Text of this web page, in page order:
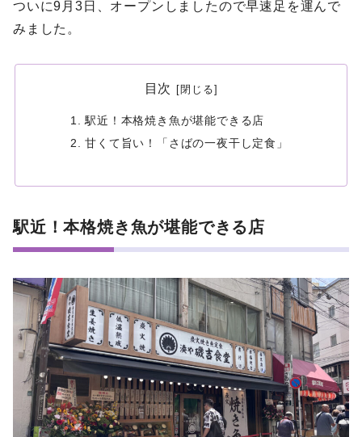
ついに9月3日、オープンしましたので早速足を運んで
みました。
目次
駅近！本格焼き魚が堪能できる店
甘くて旨い！「さばの一夜干し定食」
駅近！本格焼き魚が堪能できる店